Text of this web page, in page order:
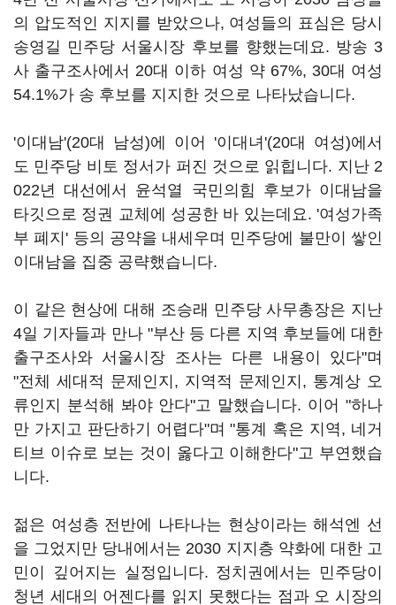
의 압도적인 지지를 받았으나, 여성들의 표심은 당시
송영길 민주당 서울시장 후보를 향했는데요. 방송 3
사 출구조사에서 20대 이하 여성 약 67%, 30대 여성
54.1%가 송 후보를 지지한 것으로 나타났습니다.
'이대남'(20대 남성)에 이어 '이대녀'(20대 여성)에서
도 민주당 비토 정서가 퍼진 것으로 읽힙니다. 지난 2
022년 대선에서 윤석열 국민의힘 후보가 이대남을
타깃으로 정권 교체에 성공한 바 있는데요. '여성가족
부 폐지' 등의 공약을 내세우며 민주당에 불만이 쌓인
이대남을 집중 공략했습니다.
이 같은 현상에 대해 조승래 민주당 사무총장은 지난
4일 기자들과 만나 "부산 등 다른 지역 후보들에 대한
출구조사와 서울시장 조사는 다른 내용이 있다"며
"전체 세대적 문제인지, 지역적 문제인지, 통계상 오
류인지 분석해 봐야 안다"고 말했습니다. 이어 "하나
만 가지고 판단하기 어렵다"며 "통계 혹은 지역, 네거
티브 이슈로 보는 것이 옳다고 이해한다"고 부연했습
니다.
젊은 여성층 전반에 나타나는 현상이라는 해석엔 선
을 그었지만 당내에서는 2030 지지층 약화에 대한 고
민이 깊어지는 실정입니다. 정치권에서는 민주당이
청년 세대의 어젠다를 읽지 못했다는 점과 오 시장의